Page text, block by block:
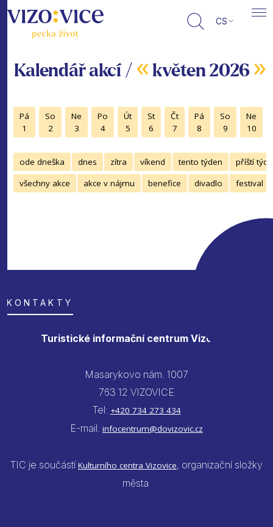
CS
Kalendář akcí / « květen 2026 »
Pá
1
So
2
Ne
3
Po
4
Út
5
St
6
Čt
7
Pá
8
So
9
Ne
10
ode dneška dnes zítra víkend tento týden
příští
všechny akce
akce v nájmu benefice divadlo festival
KONTAKTY
Turistické informační centrum Vizovice
Masarykovo nám. 1007
763 12 VIZOVICE
Tel: +420 734 273 434
E-mail: infocentrum@dovizovic.cz
TIC je součástí Kulturního centra Vizovice, organizační složky
města